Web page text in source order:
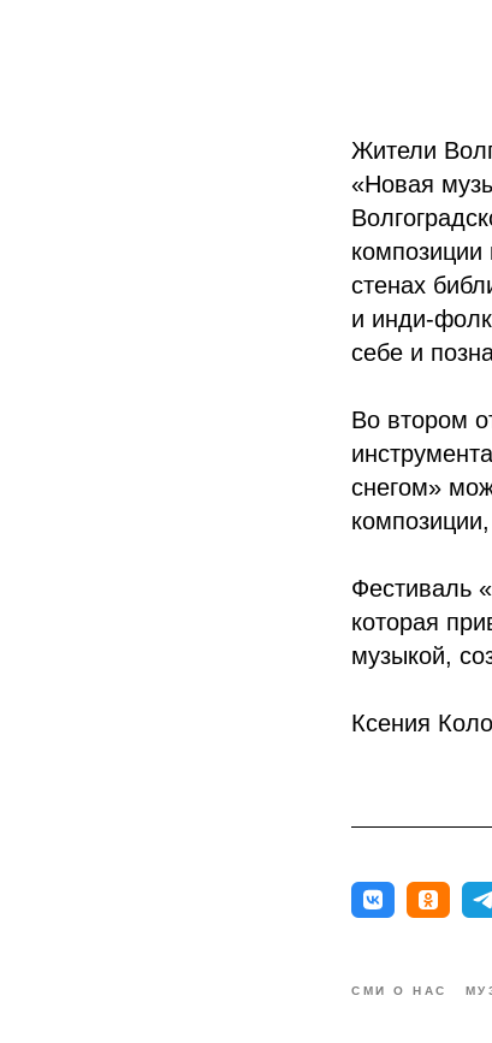
Жители
«Новая
композиции
стенах
и инди-
себе и
Во втором
снегом»
Фестиваль
которая
музыкой,
Ксения
СМИ О НАС